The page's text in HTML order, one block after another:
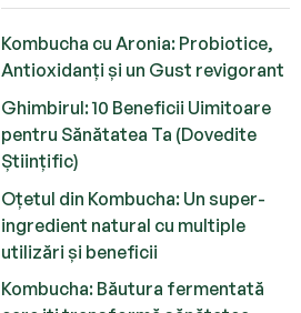
Kombucha cu Aronia: Probiotice,
Antioxidanți și un Gust revigorant
Ghimbirul: 10 Beneficii Uimitoare
pentru Sănătatea Ta (Dovedite
Științific)
Oțetul din Kombucha: Un super-
ingredient natural cu multiple
utilizări și beneficii
Kombucha: Băutura fermentată